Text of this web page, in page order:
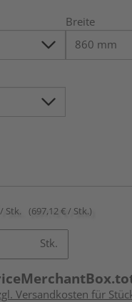
Breite
/ Stk. (697,12 € / Stk.)
Stk.
Versandkosten für